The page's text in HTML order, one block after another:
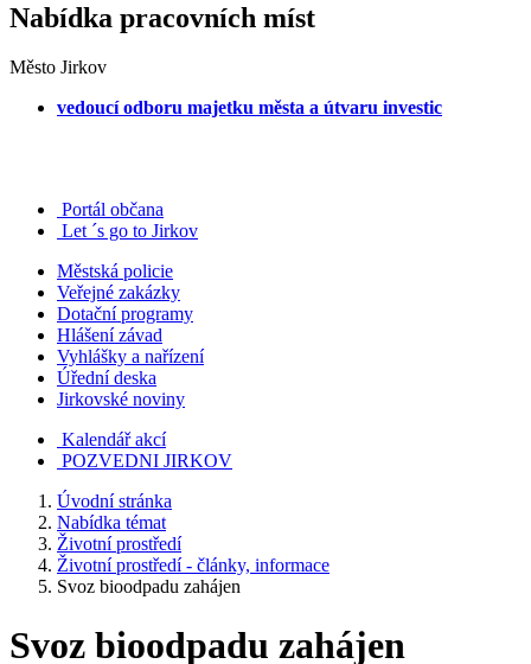
Nabídka pracovních míst
Město Jirkov
vedoucí odboru majetku města a útvaru investic
Portál občana
Let ´s go to Jirkov
Městská policie
Veřejné zakázky
Dotační programy
Hlášení závad
Vyhlášky a nařízení
Úřední deska
Jirkovské noviny
Kalendář akcí
POZVEDNI JIRKOV
Úvodní stránka
Nabídka témat
Životní prostředí
Životní prostředí - články, informace
Svoz bioodpadu zahájen
Svoz bioodpadu zahájen